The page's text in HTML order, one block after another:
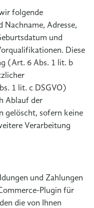
folgende
Nachname, Adresse,
und
Diese
(Art. 6 Abs. 1 lit. b
1 lit. c DSGVO)
Ablauf der
gelöscht, sofern keine
Verarbeitung
und Zahlungen
Plugin für
die von Ihnen